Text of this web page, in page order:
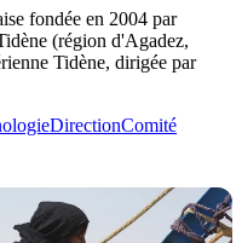
fondée en 2004 par
(région d'Agadez,
Tidène, dirigée par
DirectionComité